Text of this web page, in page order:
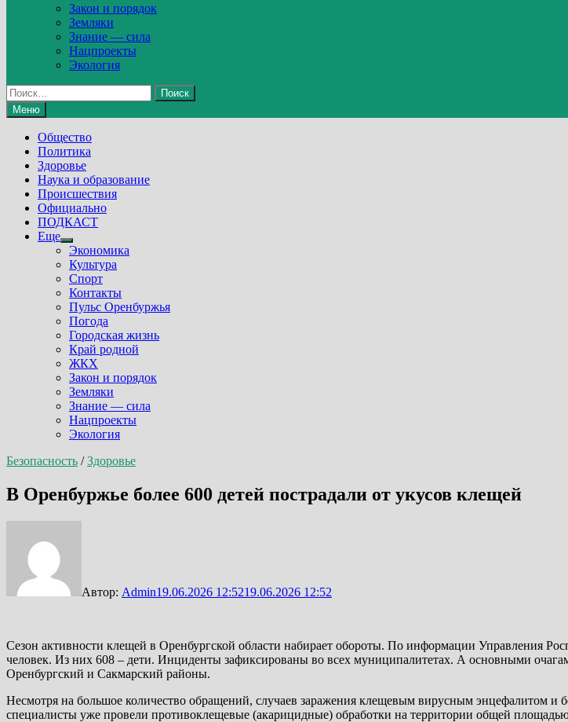
Закон и порядок
Земляки
Знание — сила
Нацпроекты
Экология
Найти:
Меню
Общество
Политика
Здоровье
Наука и образование
Происшествия
Официально
ПОДКАСТ
Еще
Show
sub
menu
Экономика
Культура
Спорт
Контакты
Пульс Оренбуржья
Погода
Городская жизнь
Край родной
ЖКХ
Закон и порядок
Земляки
Знание — сила
Нацпроекты
Экология
Безопасность /Здоровье
В Оренбуржье более 600 детей пострадали от укусов клещей
Автор: Admin19.06.2026 12:5219.06.2026 12:52
Сезон активности клещей в Оренбургской области набирает обороты. По информации Управления
человек. Из них 608 – дети. Инциденты зафиксированы во всех муниципалитетах. А основными
Оренбургский и Сакмарский районы.
Несмотря на большое количество обращений, случаев заражения клещевым вирусным энцефалитом и
специалисты уже провели противоклещевые (акарицидные) обработки на территории общей